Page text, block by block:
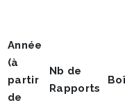
Année
(à
partir
de
Nb de
Rapports